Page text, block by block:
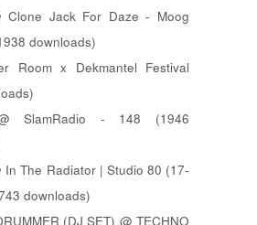
Clone Jack For Daze - Moog
downloads)
Room x Dekmantel Festival
SlamRadio - 148 (1946
In The Radiator | Studio 80 (17-
downloads)
(DJ SET) @ TECHNO